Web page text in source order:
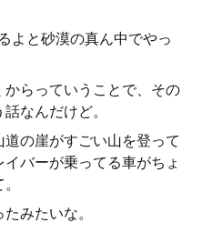
よと砂漠の真ん中でやっ
らっていうことで、その
なんだけど。
の崖がすごい山を登って
バーが乗ってる車がちょ
みたいな。